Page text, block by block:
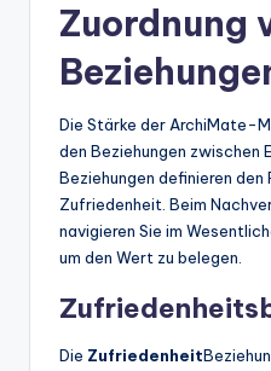
Zuordnung
Die Stärke der ArchiMate-
den Beziehungen zwischen
Beziehungen definieren den
Zufriedenheit. Beim
navigieren Sie im
um den Wert zu belegen.
Die Zufriedenheit